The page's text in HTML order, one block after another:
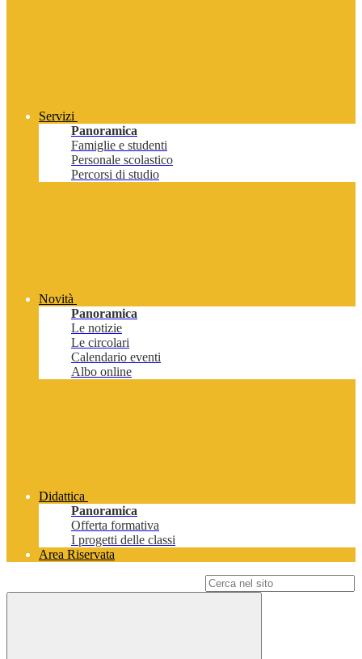
Servizi
Panoramica
Famiglie e studenti
Personale scolastico
Percorsi di studio
Novità
Panoramica
Le notizie
Le circolari
Calendario eventi
Albo online
Didattica
Panoramica
Offerta formativa
I progetti delle classi
Area Riservata